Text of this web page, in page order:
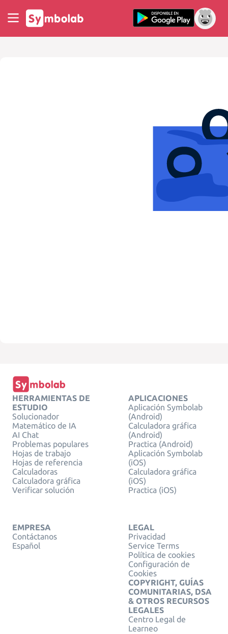
HERRAMIENTAS DE
ESTUDIO
Solucionador
Matemático de IA
AI Chat
Problemas populares
Hojas de trabajo
Hojas de referencia
Calculadoras
Calculadora gráfica
Verificar solución
APLICACIONES
Aplicación Symbolab
(Android)
Calculadora gráfica
(Android)
Practica (Android)
Aplicación Symbolab
(iOS)
Calculadora gráfica
(iOS)
Practica (iOS)
EMPRESA
Contáctanos
Español
LEGAL
Privacidad
Service Terms
Política de cookies
Configuración de
Cookies
COPYRIGHT, GUÍAS
COMUNITARIAS, DSA
& OTROS RECURSOS
LEGALES
Centro Legal de
Learneo